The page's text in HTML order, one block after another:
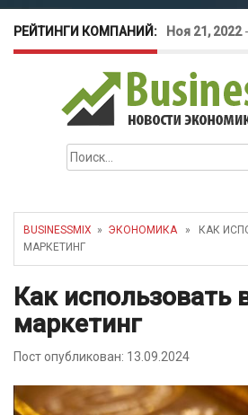
РЕЙТИНГИ КОМПАНИЙ: Ноя 21, 2022-
для
Окт 26, 2022
amoCRM:
бизнеса
как защитить
Найти:
BUSINESSMIX » ЭКОНОМИКА» КАК
МАРКЕТИНГ
Как использовать
маркетинг
Пост опубликован: 13.09.2024